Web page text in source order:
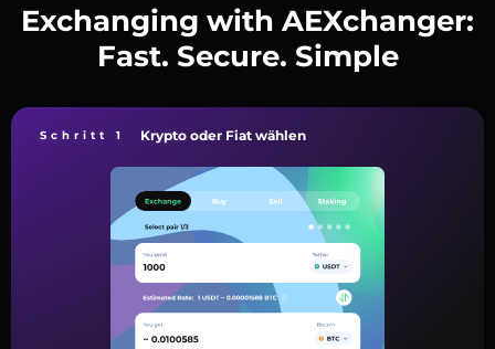
Exchanging with AEXchanger:
Fast. Secure. Simple
Schritt 1 Krypto oder Fiat wählen